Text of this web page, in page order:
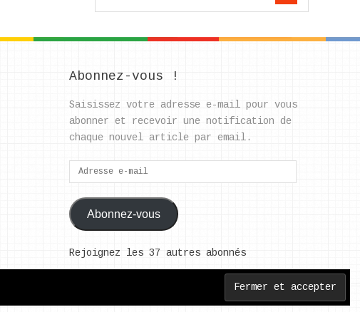
Abonnez-vous !
Saisissez votre adresse e-mail pour vous
abonner et recevoir une notification de
chaque nouvel article par email.
Adresse
e-
mail
Abonnez-vous
Rejoignez les 37 autres abonnés
Back to Top